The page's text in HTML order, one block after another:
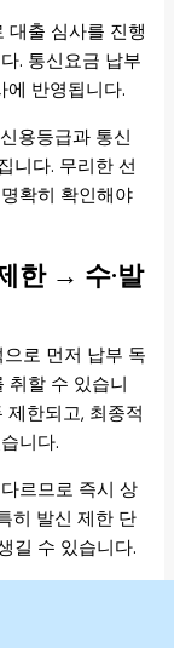
대출 심사를 진행
. 통신요금 납부
에 반영됩니다.
용등급과 통신
니다. 무리한 선
확히 확인해야
한 → 수·발
로 먼저 납부 독
취할 수 있습니
제한되고, 최종적
니다.
르므로 즉시 상
히 발신 제한 단
길 수 있습니다.